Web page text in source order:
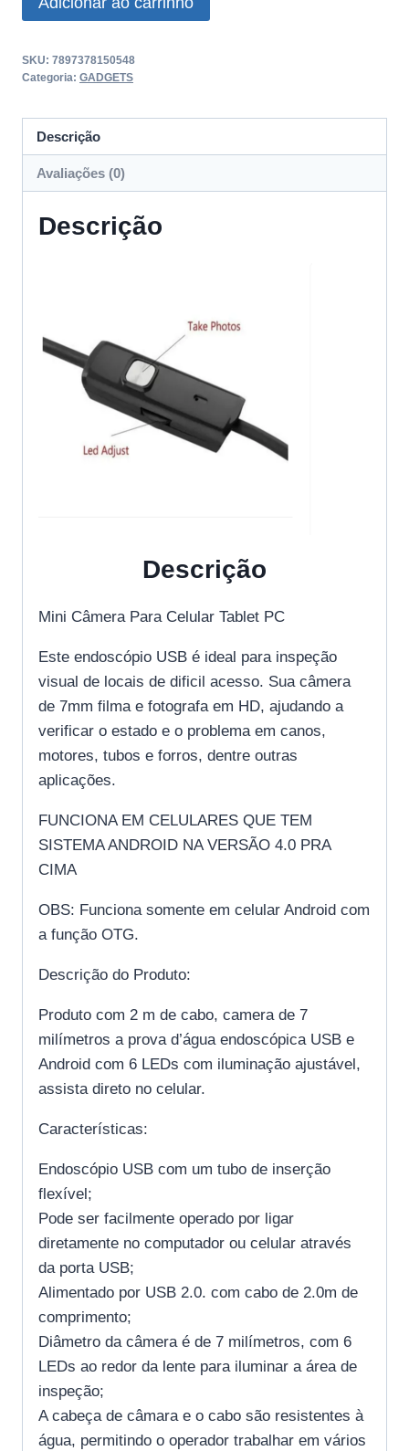
De
Óptica
quantidade
SKU: 7897378150548
Categoria: GADGETS
Descrição
Avaliações (0)
Descrição
Descrição
Mini Câmera Para Celular Tablet PC
Este endoscópio USB é ideal para inspeção
visual de locais de dificil acesso. Sua câmera
de 7mm filma e fotografa em HD, ajudando a
verificar o estado e o problema em canos,
motores, tubos e forros, dentre outras
aplicações.
FUNCIONA EM CELULARES QUE TEM
SISTEMA ANDROID NA VERSÃO 4.0 PRA
CIMA
OBS: Funciona somente em celular Android com
a função OTG.
Descrição do Produto:
Produto com 2 m de cabo, camera de 7
milímetros a prova d’água endoscópica USB e
Android com 6 LEDs com iluminação ajustável,
assista direto no celular.
Características:
Endoscópio USB com um tubo de inserção
flexível;
Pode ser facilmente operado por ligar
diretamente no computador ou celular através
da porta USB;
Alimentado por USB 2.0. com cabo de 2.0m de
comprimento;
Diâmetro da câmera é de 7 milímetros, com 6
LEDs ao redor da lente para iluminar a área de
inspeção;
A cabeça de câmara e o cabo são resistentes à
água, permitindo o operador trabalhar em vários